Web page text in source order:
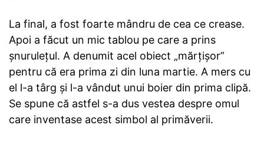
La final, a fost foarte mândru de cea ce crease.
Apoi a făcut un mic tablou pe care a prins
şnuruleţul. A denumit acel obiect „mărţişor”
pentru că era prima zi din luna martie. A mers cu
el l-a târg și l-a vândut unui boier din prima clipă.
Se spune că astfel s-a dus vestea despre omul
care inventase acest simbol al primăverii.